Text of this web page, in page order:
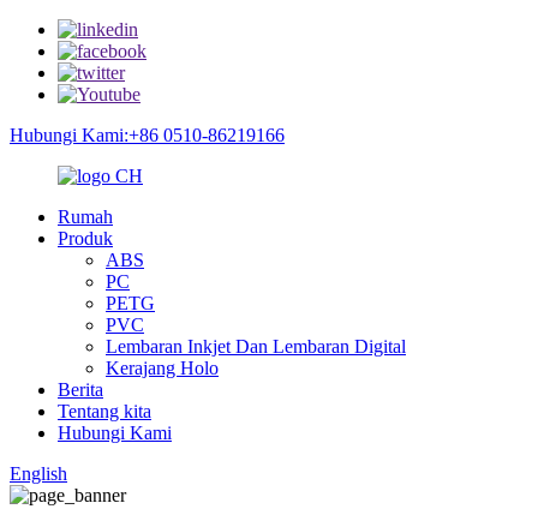
Hubungi Kami:+86 0510-86219166
Rumah
Produk
ABS
PC
PETG
PVC
Lembaran Inkjet Dan Lembaran Digital
Kerajang Holo
Berita
Tentang kita
Hubungi Kami
English